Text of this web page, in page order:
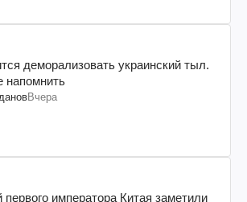
деморализовать украинский тыл.
напомнить
Вчера
первого императора Китая заметили